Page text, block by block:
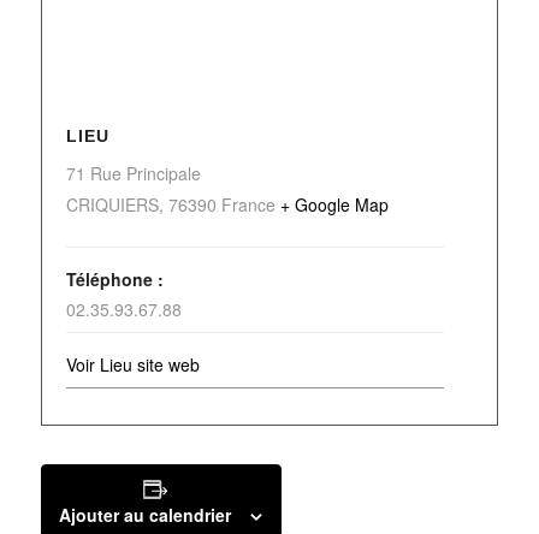
LIEU
71 Rue Principale
CRIQUIERS, 76390 France + Google Map
Téléphone :
02.35.93.67.88
Voir Lieu site web
Ajouter au calendrier